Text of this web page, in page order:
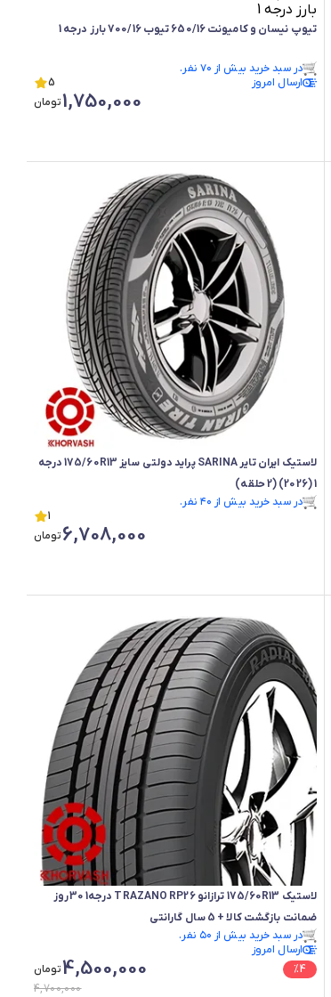
تیوپ نیسان و کامیونت 650/16 تیوب 700/16 بارز درجه 1
در سبد خرید بیش از ۷۰ نفر.
در سبد خرید بیش از ۷۰ نفر.
ارسال امروز 5
1,750,000تومان
لاستیک ایران تایر SARINA پراید دولتی سایز 175/60R13 درجه
1 (2026) (2 حلقه)
رتبه ۵ در پرفروش‌ترین‌های فروشگاه
1
6,708,000تومان
لاستیک 175/60R13 ترازانو TRAZANO RP26 درجه1 30روز
ضمانت بازگشت کالا + 5 سال گارانتی
در سبد خرید بیش از ۵۰ نفر.
در سبد خرید بیش از ۵۰ نفر.
ارسال امروز
%4
4,500,000تومان
4,700,000